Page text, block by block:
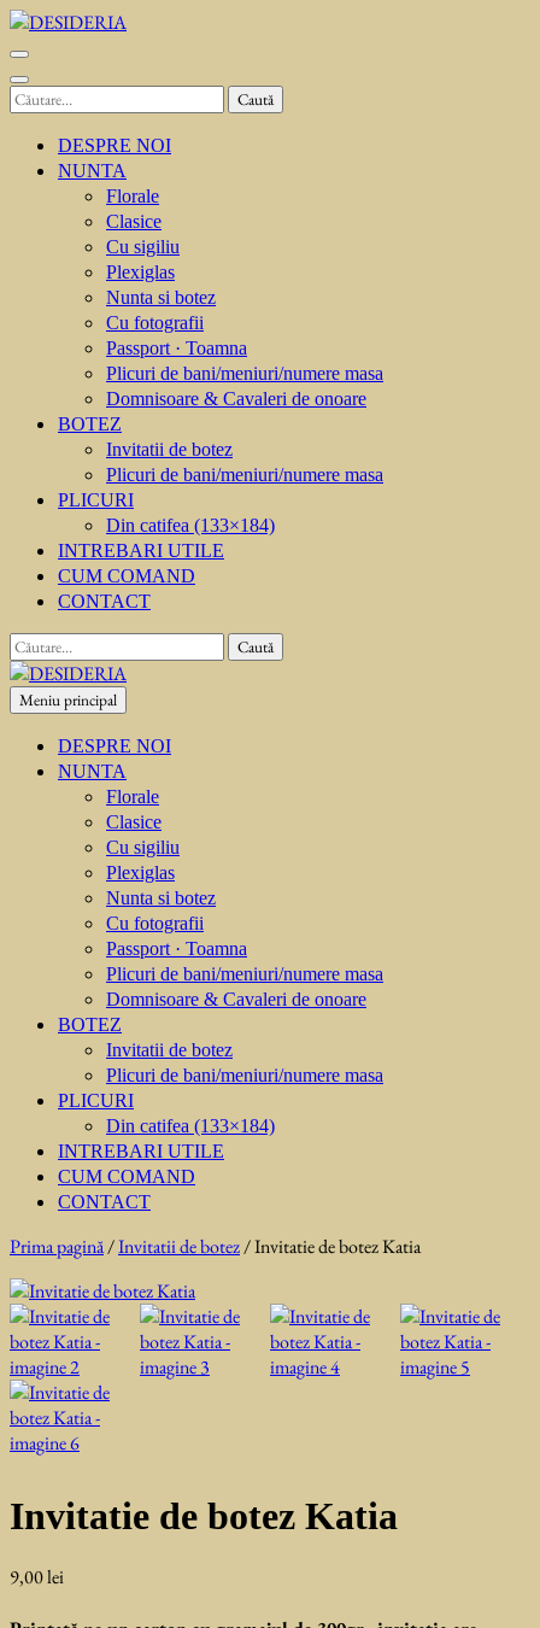
Sari
la
conținut
(apasă
Caută
DESPRE NOI
NUNTA
Florale
Clasice
Cu sigiliu
Plexiglas
Nunta si botez
Cu fotografii
Passport · Toamna
Plicuri de bani/meniuri/numere masa
Domnisoare & Cavaleri de onoare
BOTEZ
Invitatii de botez
Plicuri de bani/meniuri/numere masa
PLICURI
Din catifea (133×184)
INTREBARI UTILE
CUM COMAND
CONTACT
Caută
după:
DESIDERIA
Creator de invitati
Meniu principal
DESPRE NOI
NUNTA
Florale
Clasice
Cu sigiliu
Plexiglas
Nunta si botez
Cu fotografii
Passport · Toamna
Plicuri de bani/meniuri/numere masa
Domnisoare & Cavaleri de onoare
BOTEZ
Invitatii de botez
Plicuri de bani/meniuri/numere masa
PLICURI
Din catifea (133×184)
INTREBARI UTILE
CUM COMAND
CONTACT
Prima pagină/Invitatii de botez/ Invitatie de botez Katia
Invitatie de botez Katia
9,00lei